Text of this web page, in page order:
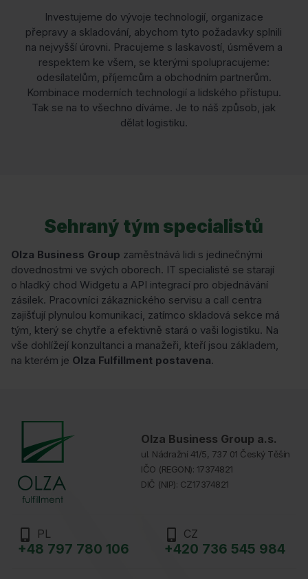
Investujeme do vývoje technologií, organizace
přepravy a skladování, abychom tyto požadavky splnili
na nejvyšší úrovni. Pracujeme s laskavostí, úsměvem a
respektem ke všem, se kterými spolupracujeme:
odesílatelům, příjemcům a obchodním partnerům.
Kombinace moderních technologií a lidského přístupu.
Tak se na to všechno díváme. Je to náš způsob, jak
dělat logistiku.
Sehraný tým specialistů
Olza Business Group zaměstnává lidi s jedinečnými
dovednostmi ve svých oborech. IT specialisté se starají
o hladký chod Widgetu a API integrací pro objednávání
zásilek. Pracovníci zákaznického servisu a call centra
zajišťují plynulou komunikaci, zatímco skladová sekce má
tým, který se chytře a efektivně stará o vaši logistiku. Na
vše dohlížejí konzultanci a manažeři, kteří jsou základem,
na kterém je Olza Fulfillment postavena.
Olza Business Group a.s.
ul. Nádražní 41/5, 737 01 Český Těšín
IČO (REGON): 17374821
DIČ (NIP): CZ17374821
PL
+48 797 780 106
CZ
+420 736 545 984